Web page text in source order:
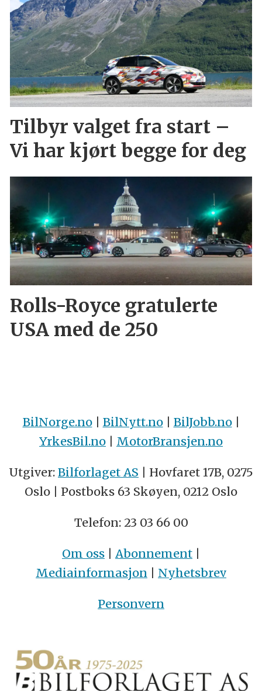
Tilbyr valget fra start –
Vi har kjørt begge for deg
Rolls-Royce gratulerte
USA med de 250
BilNorge.no| BilNytt.no| BilJobb.no|
YrkesBil.no | MotorBransjen.no
Utgiver: Bilforlaget AS | Hovfaret 17B, 0275
Oslo | Postboks 63 Skøyen, 0212 Oslo
Telefon: 23 03 66 00
Om oss | Abonnement |
Mediainformasjon | Nyhetsbrev
Personvern